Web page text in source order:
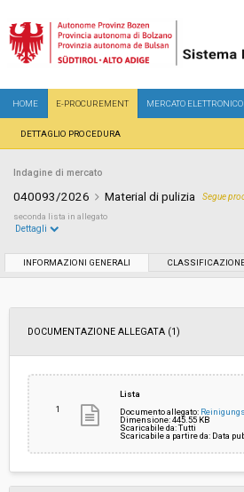
HOME E-PROCUREMENT MERCATO ELETTRONICO
DETTAGLIO PROCEDURA
Indagine di mercato
040093/2026 Material di pulizia
Segue
seconda lista in allegato
Svolgimento:
Importo a base di gara soggetto a
ribasso:
Costi di sicurezza non soggetti a
ribasso:
Dettagli
INFORMAZIONI GENERALI
DOCUMENTAZIONE ALLEGATA (1)
1
Lista
Documento allegato:
Dimensione: 445.55 KB
Scaricabile da: Tutti
Scaricabile a partire da: Data